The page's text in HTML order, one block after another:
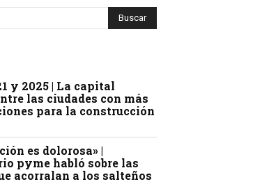
y 2025 | La capital
las ciudades con más
para la construcción
es dolorosa» |
pyme habló sobre las
acorralan a los salteños